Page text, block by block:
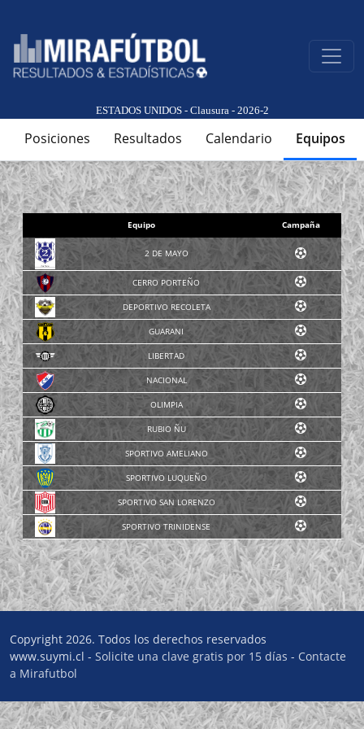
ESTADOS UNIDOS - Clausura - 2026-2
Posiciones Resultados Calendario Equipos
Equipo Campaña
2 DE MAYO
CERRO PORTEÑO
DEPORTIVO RECOLETA
GUARANI
LIBERTAD
NACIONAL
OLIMPIA
RUBIO ÑU
SPORTIVO AMELIANO
SPORTIVO LUQUEÑO
SPORTIVO SAN LORENZO
SPORTIVO TRINIDENSE
Copyright 2026. Todos los derechos reservados
www.suymi.cl - Solicite una clave gratis por 15 días - Contacte
a Mirafutbol